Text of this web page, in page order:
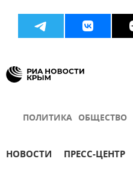
ПОЛИТИКА ОБЩЕСТВО
НОВОСТИ ПРЕСС-ЦЕНТР